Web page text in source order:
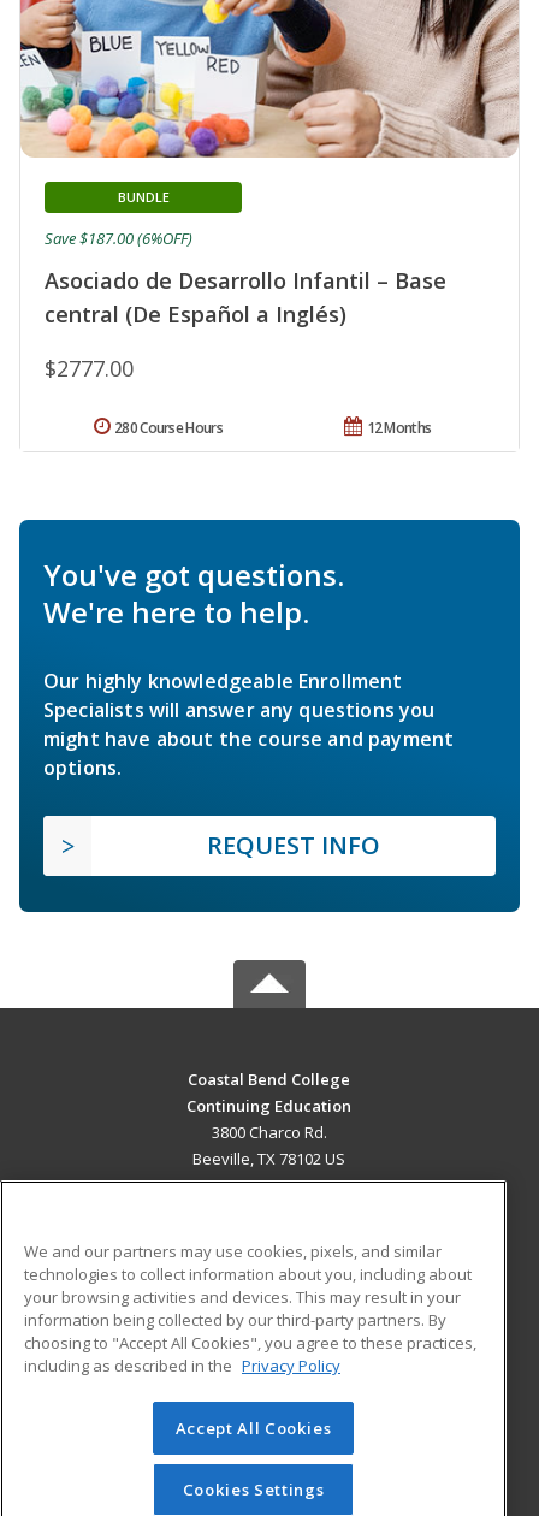
Asociado de Desarrollo Infantil – Base
central (De Español a Inglés)
BUNDLE
$2777.00
Save $187.00 (6%OFF)
12 Months
280 Course Hours
You've got questions.
We're here to help.
Our highly knowledgeable Enrollment
Specialists will answer any questions you
might have about the course and payment
options.
REQUEST INFO
Coastal Bend College
Continuing Education
3800 Charco Rd.
Beeville, TX 78102 US
ADDITIONAL RESOURCES
Military
Financial Assistance
Help
Student Blog
© 2026 ed2go, a division of Cengage Learning. All rights
reserved. The material on this site cannot be reproduced or
redistributed unless you have obtained prior written
We and our partners may use cookies, pixels, and similar
technologies to collect information about you, including about
your browsing activities and devices. This may result in your
information being collected by our third-party partners. By
choosing to "Accept All Cookies", you agree to these practices,
including as described in the Privacy Policy
Accept All Cookies
Cookies Settings